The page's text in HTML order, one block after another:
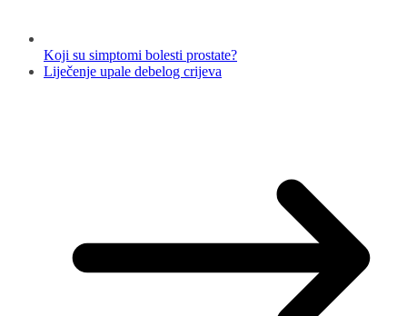
Koji su simptomi bolesti prostate?
Liječenje upale debelog crijeva